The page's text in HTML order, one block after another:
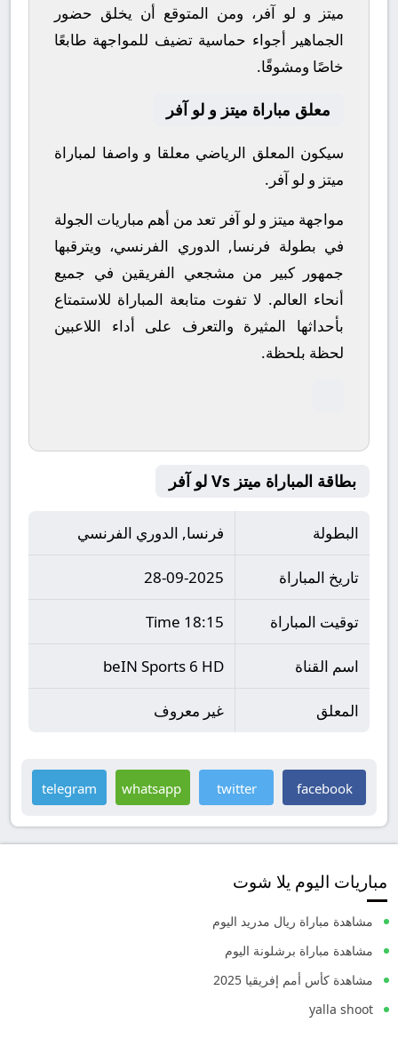
ميتز و لو آفر، ومن المتوقع أن يخلق حضور
الجماهير أجواء حماسية تضيف للمواجهة طابعًا
خاصًا ومشوقًا.
معلق مباراة ميتز و لو آفر
سيكون المعلق الرياضي معلقا و واصفا لمباراة
ميتز و لو آفر.
مواجهة ميتز و لو آفر تعد من أهم مباريات الجولة
في بطولة فرنسا, الدوري الفرنسي، ويترقبها
جمهور كبير من مشجعي الفريقين في جميع
أنحاء العالم. لا تفوت متابعة المباراة للاستمتاع
بأحداثها المثيرة والتعرف على أداء اللاعبين
لحظة بلحظة.
بطاقة المباراة ميتز Vs لو آفر
البطولة فرنسا, الدوري الفرنسي
تاريخ المباراة 28-09-2025
توقيت المباراة 18:15 Time
اسم القناة beIN Sports 6 HD
المعلق غير معروف
facebook
twitter
whatsapp
telegram
مباريات اليوم يلا شوت
مشاهدة مباراة ريال مدريد اليوم
مشاهدة مباراة برشلونة اليوم
مشاهدة كأس أمم إفريقيا 2025
yalla shoot